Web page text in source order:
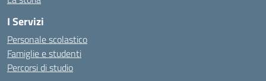
I Servizi
Personale scolastico
Famiglie e studenti
Percorsi di studio